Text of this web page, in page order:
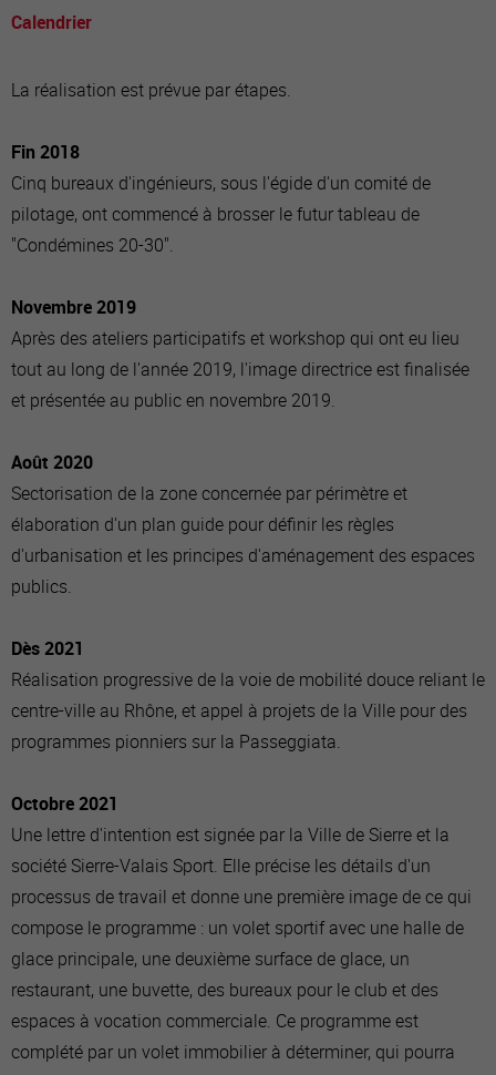
Calendrier
La réalisation est prévue par étapes.
Fin 2018
Cinq bureaux d'ingénieurs, sous l'égide d'un comité de
pilotage, ont commencé à brosser le futur tableau de
"Condémines 20-30".
Novembre 2019
Après des ateliers participatifs et workshop qui ont eu lieu
tout au long de l'année 2019, l'image directrice est finalisée
et présentée au public en novembre 2019.
Août 2020
Sectorisation de la zone concernée par périmètre et
élaboration d'un plan guide pour définir les règles
d'urbanisation et les principes d'aménagement des espaces
publics.
Dès 2021
Réalisation progressive de la voie de mobilité douce reliant le
centre-ville au Rhône, et appel à projets de la Ville pour des
programmes pionniers sur la Passeggiata.
Octobre 2021
Une lettre d'intention est signée par la Ville de Sierre et la
société Sierre-Valais Sport. Elle précise les détails d'un
processus de travail et donne une première image de ce qui
compose le programme : un volet sportif avec une halle de
glace principale, une deuxième surface de glace, un
restaurant, une buvette, des bureaux pour le club et des
espaces à vocation commerciale. Ce programme est
complété par un volet immobilier à déterminer, qui pourra